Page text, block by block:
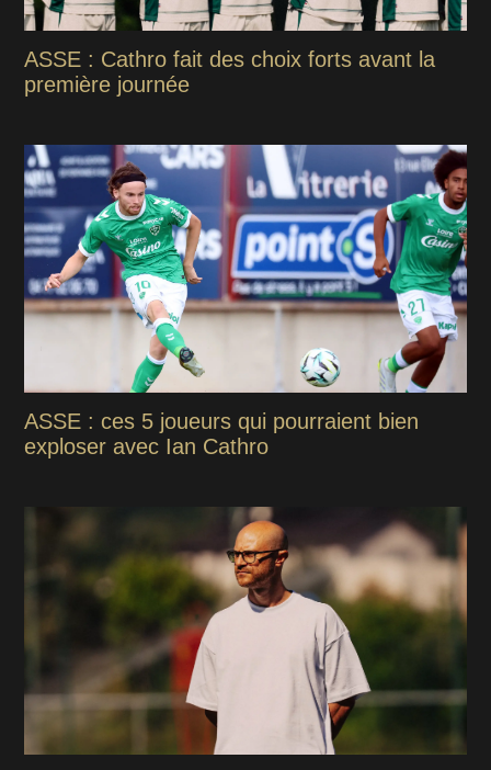
ASSE : Cathro fait des choix forts avant la
première journée
ASSE : ces 5 joueurs qui pourraient bien
exploser avec Ian Cathro